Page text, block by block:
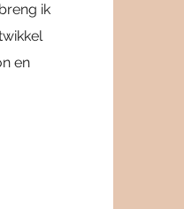
ik
en